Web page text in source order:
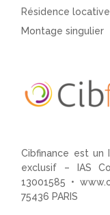
Résidence locative
Montage singulier
Cibfinance est un
exclusif – IAS
13001585 •
75436 PARIS